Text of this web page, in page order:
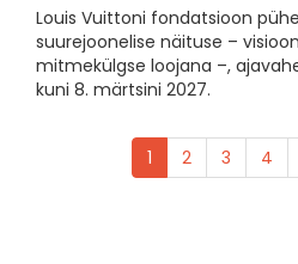
Louis Vuittoni fondatsioon
suurejoonelise näituse –
mitmekülgse loojana –,
kuni 8. märtsini 2027.
1 2 3 4